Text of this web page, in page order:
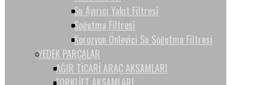
Su Ayırıcı Yakıt Filtresi
Soğutma Filtresi
Korozyon Önleyici Su Soğutma Filtresi
YEDEK PARÇALAR
AĞIR TİCARİ ARAÇ AKSAMLARI